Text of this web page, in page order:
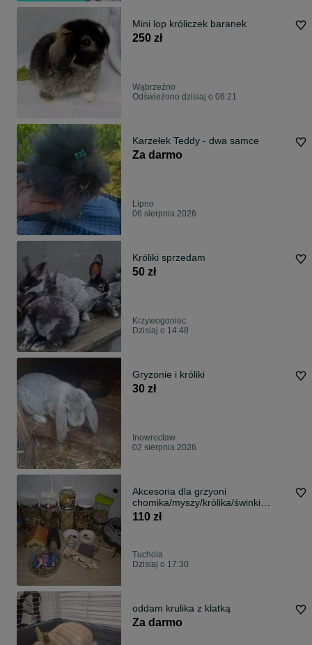
Mini lop króliczek baranek
250 zł
Wąbrzeźno
Odświeżono dzisiaj o 06:21
Karzełek Teddy - dwa samce
Za darmo
Lipno
06 sierpnia 2026
Króliki sprzedam
50 zł
Krzywogoniec
Dzisiaj o 14:48
Gryzonie i króliki
30 zł
Inowrocław
02 sierpnia 2026
Akcesoria dla grzyoni
chomika/myszy/królika/świnki
morskiej
110 zł
Tuchola
Dzisiaj o 17:30
oddam krulika z klatką
Za darmo